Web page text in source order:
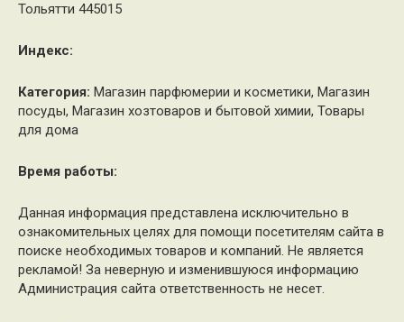
Тольятти 445015
Индекс:
Категория: Магазин парфюмерии и косметики, Магазин
посуды, Магазин хозтоваров и бытовой химии, Товары
для дома
Время работы:
Данная информация представлена исключительно в
ознакомительных целях для помощи посетителям сайта в
поиске необходимых товаров и компаний. Не является
рекламой! За неверную и изменившуюся информацию
Администрация сайта ответственность не несет.